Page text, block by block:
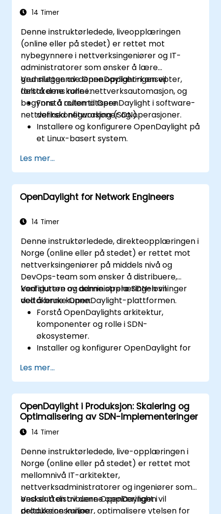
14 Timer
Denne instruktørledede, liveopplæringen
(online eller på stedet) er rettet mot
nybegynnere i nettverksingeniører og IT-
administratorer som ønsker å lære
grunnleggende OpenDaylight-konsepter,
forstå dens rolle i nettverksautomasjon, og
begynne å automatisere
nettverkskonfigurasjoner og operasjoner.
Ved slutten av denne opplæringen vil
deltakerne kunne:
Forstå rollen til OpenDaylight i software-
defined networking (SDN).
Installere og konfigurere OpenDaylight på
et Linux-basert system.
kjernefunksjonene.
Opprette grunnleggende automatiserte
nettverkskonfigurasjoner ved hjelp av
OpenDaylight.
hjelp av OpenDaylight-kontrollere.
Les mer...
OpenDaylight for Network Engineers
14 Timer
Denne instruktørledede, direkteopplæringen i
Norge (online eller på stedet) er rettet mot
nettverksingeniører på middels nivå og
DevOps-team som ønsker å distribuere,
konfigurere og administrere SDN-løsninger
ved å bruke OpenDaylight-plattformen.
Ved slutten av denne opplæringen vil
deltakerne kunne:
Forstå OpenDaylights arkitektur,
komponenter og rolle i SDN-
økosystemer.
Installer og konfigurer OpenDaylight for
Utvikle og distribuere nettverksflyter ved
hjelp av OpenDaylight kontrollere.
Integrer OpenDaylight med SDN-
aktiverte enheter og eksisterende
nettverk.
Feilsøk og optimaliser OpenDaylight-
virkelige verden.
Les mer...
OpenDaylight i Produksjon: Skalering og
Optimalisering av SDN-Implementeringer
14 Timer
Denne instruktørledede, live-opplæringen i
Norge (online eller på stedet) er rettet mot
mellomnivå IT-arkitekter,
nettverksadministratorer og ingeniører som
ønsker å distribuere OpenDaylight i
produksjonsmiljøer, optimalisere ytelsen for
Ved slutten av denne opplæringen vil
deltakerne kunne: